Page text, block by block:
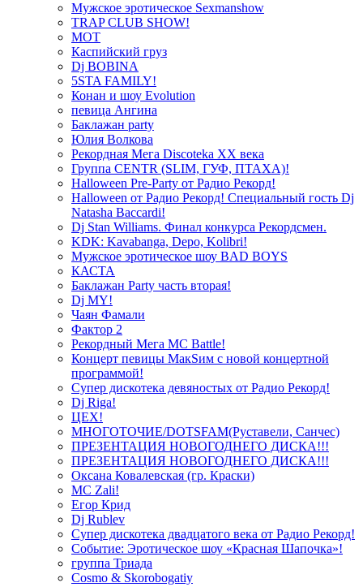
Мужское эротическое Sexmanshow
TRAP CLUB SHOW!
МОТ
Каспийский груз
Dj BOBINA
5STA FAMILY!
Конан и шоу Evolution
певица Ангина
Баклажан party
Юлия Волкова
Рекордная Мега Discoteka XX века
Группа CENTR (SLIM, ГУФ, ПТАХА)!
Halloween Pre-Party от Радио Рекорд!
Halloween от Радио Рекорд! Специальный гость Dj
Natasha Baccardi!
Dj Stan Williams. Финал конкурса Рекордсмен.
KDK: Kavabanga, Depo, Kolibri!
Мужское эротическое шоу BAD BOYS
КАСТА
Баклажан Party часть вторая!
Dj MY!
Чаян Фамали
Фактор 2
Рекордный Мега МС Battle!
Концерт певицы МакSим с новой концертной
программой!
Супер дискотека девяностых от Радио Рекорд!
Dj Riga!
ЦЕХ!
МНОГОТОЧИЕ/DOTSFAM(Руставели, Санчес)
ПРЕЗЕНТАЦИЯ НОВОГОДНЕГО ДИСКА!!!
ПРЕЗЕНТАЦИЯ НОВОГОДНЕГО ДИСКА!!!
Оксана Ковалевская (гр. Краски)
MC Zali!
Егор Крид
Dj Rublev
Супер дискотека двадцатого века от Радио Рекорд!
Событие: Эротическое шоу «Красная Шапочка»!
группа Триада
Cosmo & Skorobogatiy